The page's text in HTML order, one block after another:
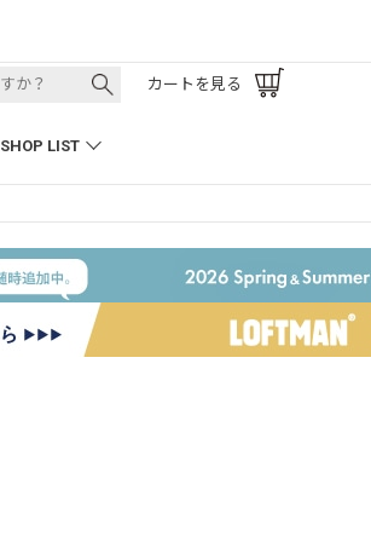
SHOP LIST
カートを見る